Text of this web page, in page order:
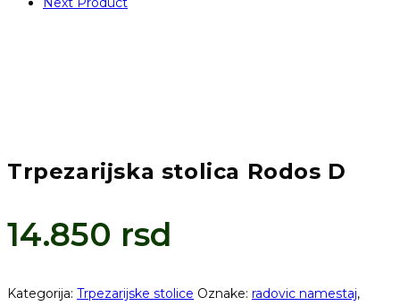
Trpezarijska stolica Rodos D
14.850 rsd
Kategorija: Trpezarijske stolice Oznake: radovic namestaj,